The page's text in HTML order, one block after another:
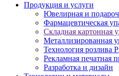
Продукция и услуги
Ювелирная и
Фармацевтическая
Складная картонная
Металлизированная
Технология розлива
Рекламная печатная
Разработка и дизайн